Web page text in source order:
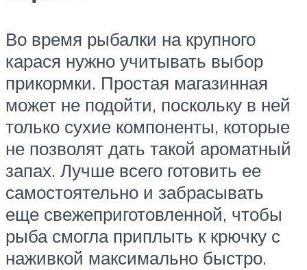
Во время рыбалки на крупного
карася нужно учитывать выбор
прикормки. Простая магазинная
может не подойти, поскольку в ней
только сухие компоненты, которые
не позволят дать такой ароматный
запах. Лучше всего готовить ее
самостоятельно и забрасывать
еще свежеприготовленной, чтобы
рыба смогла приплыть к крючку с
наживкой максимально быстро.